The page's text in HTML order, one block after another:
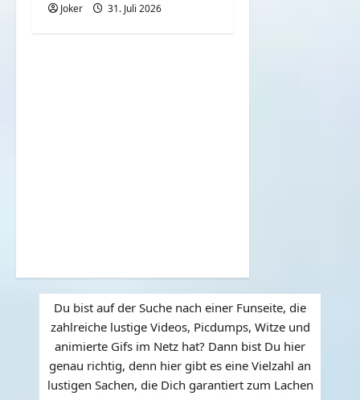
Joker 31. Juli 2026
Du bist auf der Suche nach einer Funseite, die
zahlreiche lustige Videos, Picdumps, Witze und
animierte Gifs im Netz hat? Dann bist Du hier
genau richtig, denn hier gibt es eine Vielzahl an
lustigen Sachen, die Dich garantiert zum Lachen